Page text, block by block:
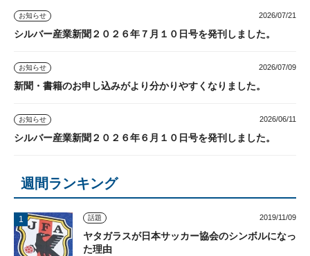
お知らせ 2026/07/21
シルバー産業新聞２０２６年７月１０日号を発刊しました。
お知らせ 2026/07/09
新聞・書籍のお申し込みがより分かりやすくなりました。
お知らせ 2026/06/11
シルバー産業新聞２０２６年６月１０日号を発刊しました。
週間ランキング
話題 2019/11/09
ヤタガラスが日本サッカー協会のシンボルになっ
た理由